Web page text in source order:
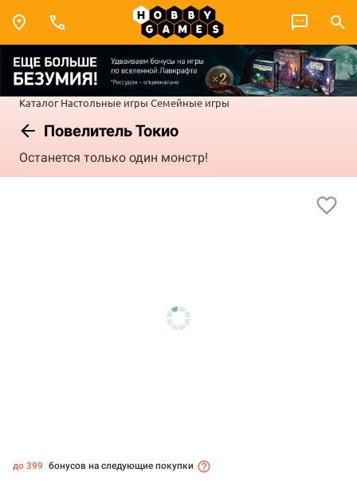
Каталог Настольные игры Семейные игры
Повелитель Токио
Останется только один монстр!
до 399 бонусов на следующие покупки